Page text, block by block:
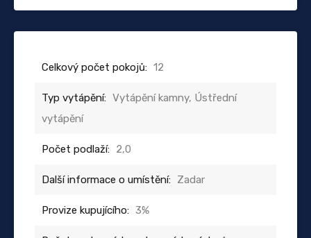
Celkový počet pokojů: 12
Typ vytápění: Vytápění kamny, Ústřední
vytápění
Počet podlaží: 2,0
Další informace o umístění: Zadar
Provize kupujícího: 3%